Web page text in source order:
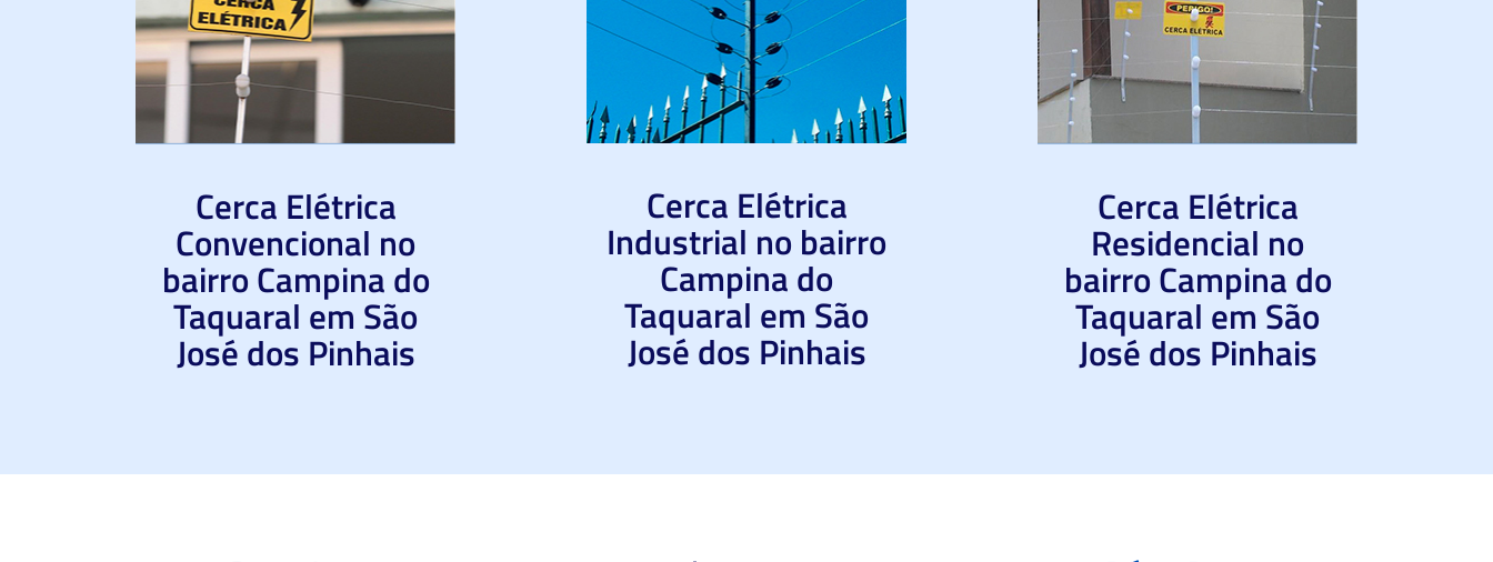
Cerca Elétrica
Convencional no
bairro Campina do
Taquaral em São
José dos Pinhais
Cerca Elétrica
Industrial no bairro
Campina do
Taquaral em São
José dos Pinhais
Cerca Elétrica
Residencial no
bairro Campina do
Taquaral em São
José dos Pinhais